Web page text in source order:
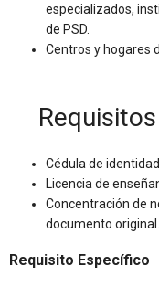
especializados,
de PSD.
Centros y hogares
Cédula de identidad.
Licencia de
Concentración de
documento original.
Requisito Específico